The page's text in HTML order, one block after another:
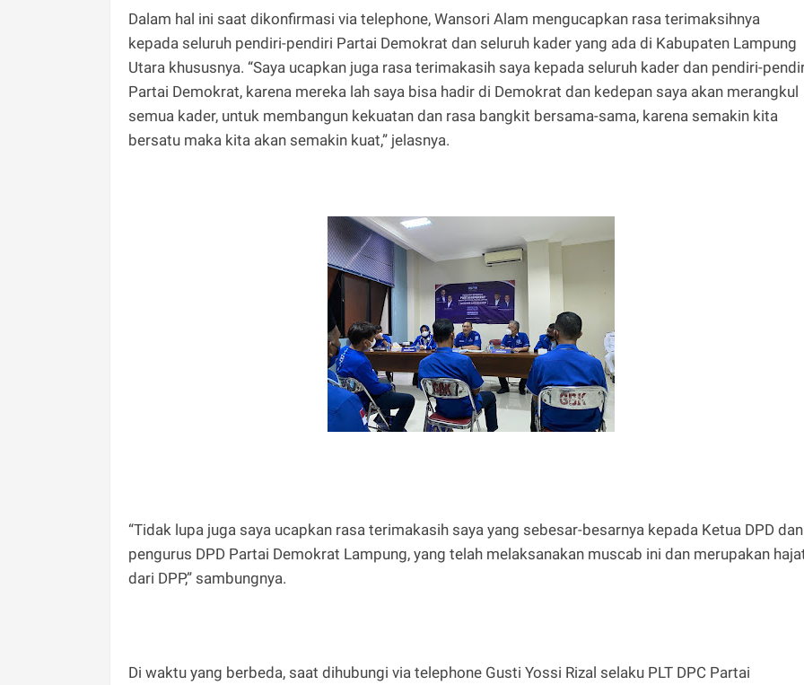
Dalam hal ini saat dikonfirmasi via telephone, Wansori Alam mengucapkan rasa terimaksihnya
kepada seluruh pendiri-pendiri Partai Demokrat dan seluruh kader yang ada di Kabupaten Lampung
Utara khususnya. “Saya ucapkan juga rasa terimakasih saya kepada seluruh kader dan pendiri-
Partai Demokrat, karena mereka lah saya bisa hadir di Demokrat dan kedepan saya akan merangkul
semua kader, untuk membangun kekuatan dan rasa bangkit bersama-sama, karena semakin kita
bersatu maka kita akan semakin kuat,” jelasnya.
“Tidak lupa juga saya ucapkan rasa terimakasih saya yang sebesar-besarnya kepada Ketua DPD dan
pengurus DPD Partai Demokrat Lampung, yang telah melaksanakan muscab ini dan merupakan
dari DPP,” sambungnya.
Di waktu yang berbeda, saat dihubungi via telephone Gusti Yossi Rizal selaku PLT DPC Partai